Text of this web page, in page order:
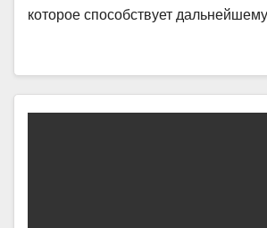
которое способствует